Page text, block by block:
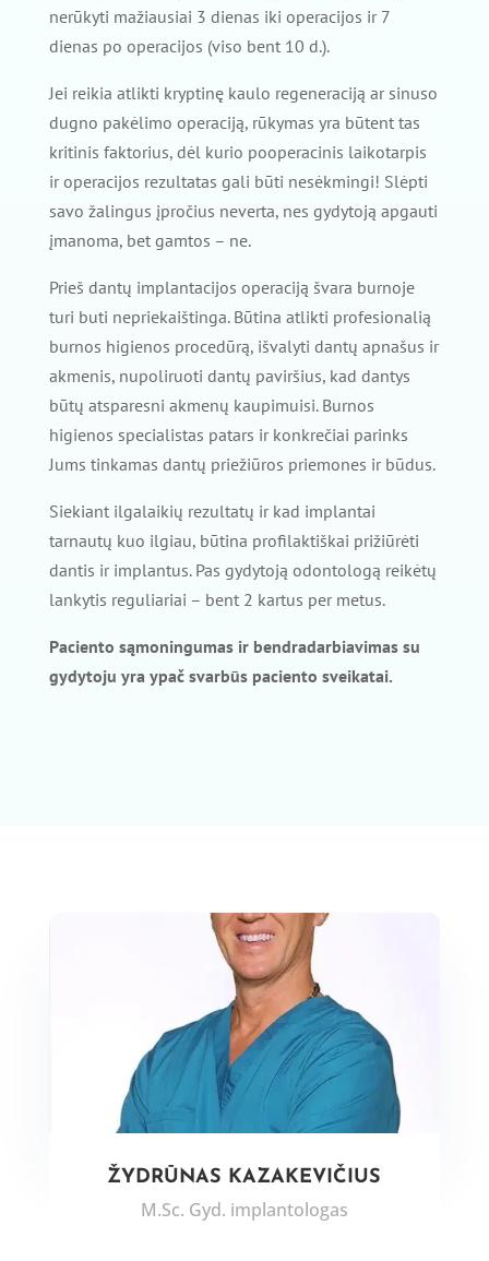
nerūkyti mažiausiai 3 dienas iki operacijos ir 7
dienas po operacijos (viso bent 10 d.).
Jei reikia atlikti kryptinę kaulo regeneraciją ar sinuso
dugno pakėlimo operaciją, rūkymas yra būtent tas
kritinis faktorius, dėl kurio pooperacinis laikotarpis
ir operacijos rezultatas gali būti nesėkmingi! Slėpti
savo žalingus įpročius neverta, nes gydytoją apgauti
įmanoma, bet gamtos – ne.
Prieš dantų implantacijos operaciją švara burnoje
turi buti nepriekaištinga. Būtina atlikti profesionalią
burnos higienos procedūrą, išvalyti dantų apnašus ir
akmenis, nupoliruoti dantų paviršius, kad dantys
būtų atsparesni akmenų kaupimuisi. Burnos
higienos specialistas patars ir konkrečiai parinks
Jums tinkamas dantų priežiūros priemones ir būdus.
Siekiant ilgalaikių rezultatų ir kad implantai
tarnautų kuo ilgiau, būtina profilaktiškai prižiūrėti
dantis ir implantus. Pas gydytoją odontologą reikėtų
lankytis reguliariai – bent 2 kartus per metus.
Paciento sąmoningumas ir bendradarbiavimas su
gydytoju yra ypač svarbūs paciento sveikatai.
ŽYDRŪNAS KAZAKEVIČIUS
M.Sc. Gyd. implantologas